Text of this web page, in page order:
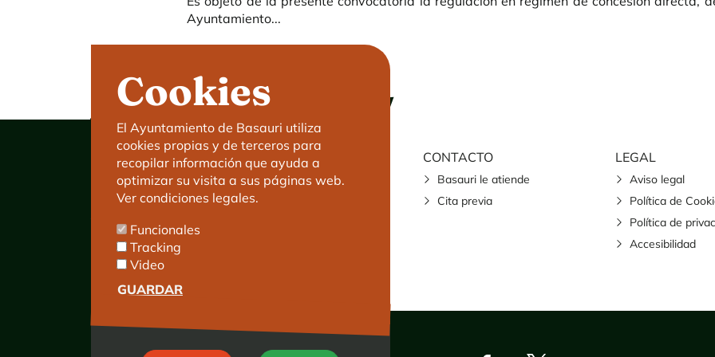
Ayuntamiento...
Cookies
El Ayuntamiento de Basauri utiliza
cookies propias y de terceros para
recopilar información que ayuda a
optimizar su visita a sus páginas web.
Ver condiciones legales.
Funcionales
Tracking
Video
GUARDAR
C/ Kareaga Goikoa 52.
C.P:48970 Basauri.
Tlfn.: 94 466 63 00
Mensajes 24 horas: 900 840 841
CONTACTO
Basauri le atiende
Cita previa
LEGAL
Aviso legal
Política de
Política de
Accesibilidad